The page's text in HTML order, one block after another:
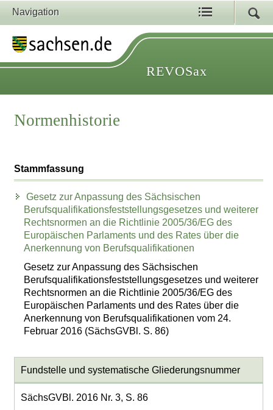
Navigation
REVOSax
Normenhistorie
Stammfassung
Gesetz zur Anpassung des Sächsischen
Berufsqualifikationsfeststellungsgesetzes und weiterer
Rechtsnormen an die Richtlinie 2005/36/EG des
Europäischen Parlaments und des Rates über die
Anerkennung von Berufsqualifikationen
Gesetz zur Anpassung des Sächsischen
Berufsqualifikationsfeststellungsgesetzes und weiterer
Rechtsnormen an die Richtlinie 2005/36/EG des
Europäischen Parlaments und des Rates über die
Anerkennung von Berufsqualifikationen vom 24.
Februar 2016 (SächsGVBl. S. 86)
Fundstelle und systematische Gliederungsnummer
SächsGVBl. 2016 Nr. 3, S. 86